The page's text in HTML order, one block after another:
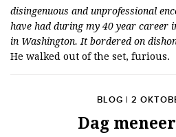
disingenuous and unprofessional
have had during my 40 year career
in Washington. It bordered on
He walked out of the set, furious.
BLOG | 2
Dag